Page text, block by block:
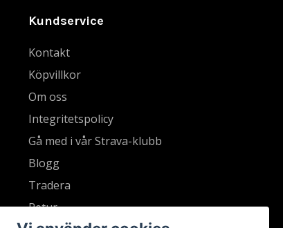
Kundservice
Kontakt
Köpvillkor
Om oss
Integritetspolicy
Gå med i vår Strava-klubb
Blogg
Tradera
Retur